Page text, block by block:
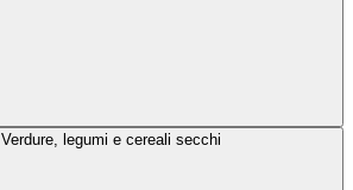
Verdure, legumi e cereali secchi